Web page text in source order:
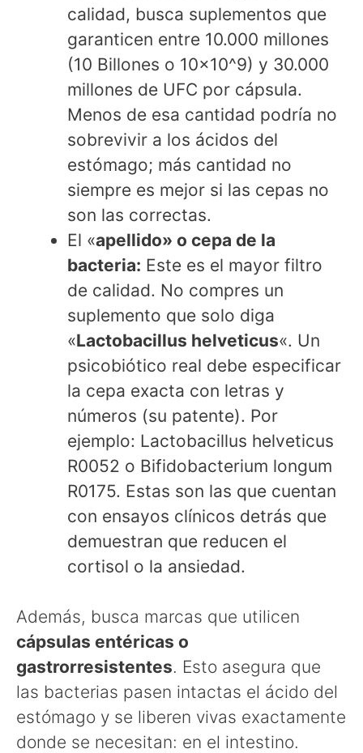
calidad, busca suplementos que
garanticen entre 10.000 millones
(10 Billones o 10×10^9) y 30.000
millones de UFC por cápsula.
Menos de esa cantidad podría no
sobrevivir a los ácidos del
estómago; más cantidad no
siempre es mejor si las cepas no
son las correctas.
El «apellido» o cepa de la
bacteria: Este es el mayor filtro
de calidad. No compres un
suplemento que solo diga
«Lactobacillus helveticus«. Un
psicobiótico real debe especificar
la cepa exacta con letras y
números (su patente). Por
ejemplo: Lactobacillus helveticus
R0052 o Bifidobacterium longum
R0175. Estas son las que cuentan
con ensayos clínicos detrás que
demuestran que reducen el
cortisol o la ansiedad.
Además, busca marcas que utilicen
cápsulas entéricas o
gastrorresistentes. Esto asegura que
las bacterias pasen intactas el ácido del
estómago y se liberen vivas exactamente
donde se necesitan: en el intestino.